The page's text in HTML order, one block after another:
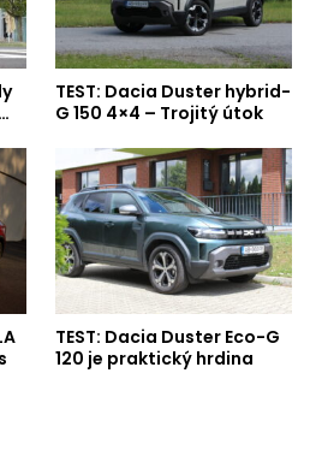
TEST: Dacia Duster hybrid-
G 150 4×4 – Trojitý útok
TEST: Dacia Duster Eco-G
120 je praktický hrdina